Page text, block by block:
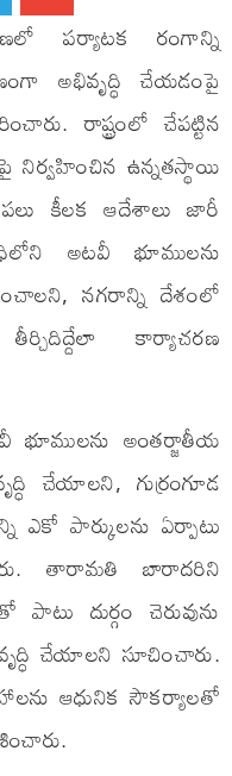
పర్యాటక రంగాన్ని
అభివృద్ధి చేయడంపై
రాష్ట్రంలో చేపట్టిన
నిర్వహించిన ఉన్నతస్థాయి
కీలక ఆదేశాలు జారీ
అటవీ భూములను
నగరాన్ని దేశంలో
కార్యాచరణ
అంతర్జాతీయ
చేయాలని, గుర్రంగూడ
పార్కులను ఏర్పాటు
తారామతి బారాదరిని
దుర్గం చెరువును
చేయాలని సూచించారు.
ఆధునిక సౌకర్యాలతో